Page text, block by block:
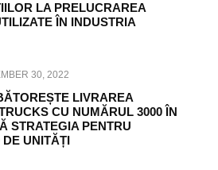
LA PRELUCRAREA
ÎN INDUSTRIA
30, 2022
LIVRAREA
CU NUMĂRUL 3000 ÎN
STRATEGIA PENTRU
UNITĂȚI